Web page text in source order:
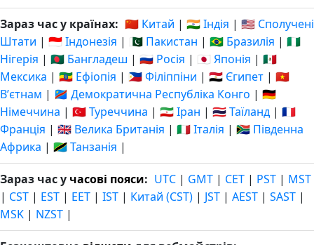
Зараз час у країнах: 🇨🇳 Китай | 🇮🇳 Індія | 🇺🇸 Сполучені
Штати | 🇮🇩 Індонезія | 🇵🇰 Пакистан | 🇧🇷 Бразилія | 🇳🇬
Нігерія | 🇧🇩 Бангладеш | 🇷🇺 Росія | 🇯🇵 Японія | 🇲🇽
Мексика | 🇪🇹 Ефіопія | 🇵🇭 Філіппіни | 🇪🇬 Єгипет | 🇻🇳
Вʼєтнам | 🇨🇩 Демократична Республіка Конго | 🇩🇪
Німеччина | 🇹🇷 Туреччина | 🇮🇷 Іран | 🇹🇭 Таїланд | 🇫🇷
Франція | 🇬🇧 Велика Британія | 🇮🇹 Італія | 🇿🇦 Південна
Африка | 🇹🇿 Танзанія |
Зараз час у часові пояси: UTC | GMT | CET | PST | MST
| CST | EST | EET | IST | Китай (CST) | JST | AEST | SAST |
MSK | NZST |